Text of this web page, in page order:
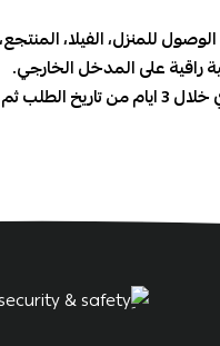
للمنزل، الفيلا،
على المدخل الخارجي.
لشركة الشحن